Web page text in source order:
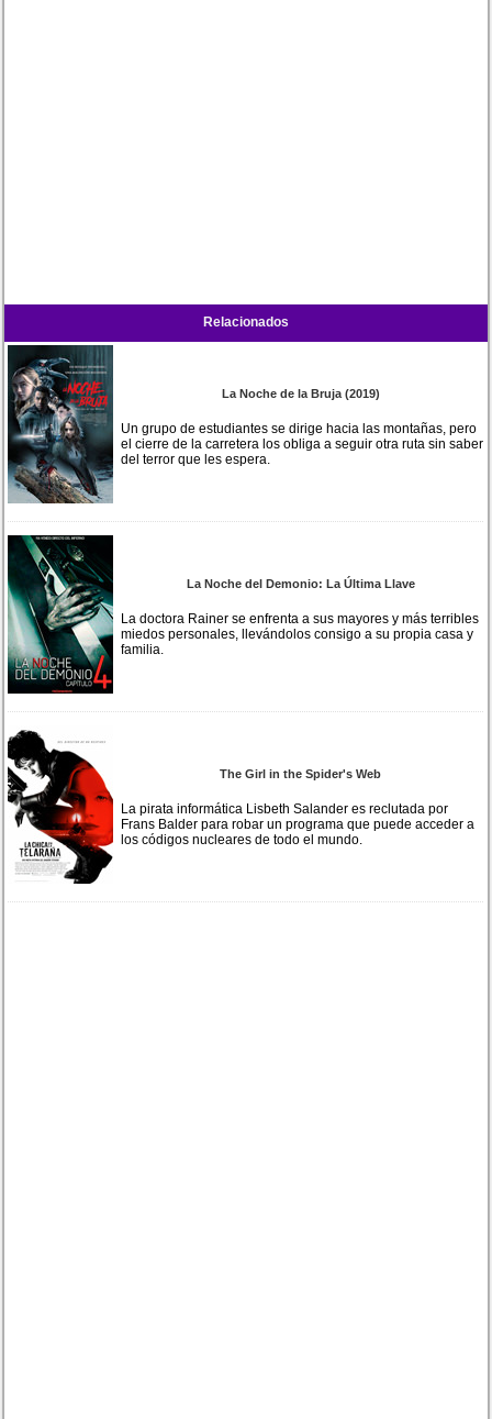
Relacionados
La Noche de la Bruja (2019)
Un grupo de estudiantes se dirige hacia las montañas, pero
el cierre de la carretera los obliga a seguir otra ruta sin saber
del terror que les espera.
La Noche del Demonio: La Última Llave
La doctora Rainer se enfrenta a sus mayores y más terribles
miedos personales, llevándolos consigo a su propia casa y
familia.
The Girl in the Spider's Web
La pirata informática Lisbeth Salander es reclutada por
Frans Balder para robar un programa que puede acceder a
los códigos nucleares de todo el mundo.